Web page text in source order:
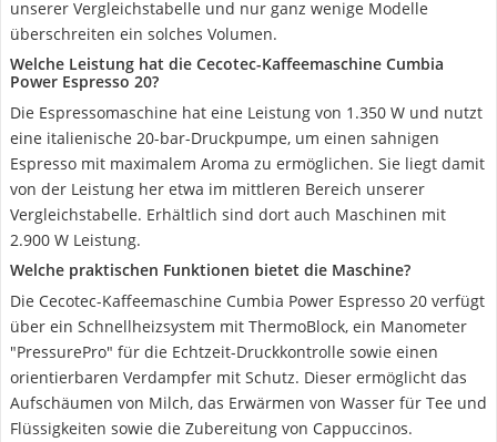
unserer Vergleichstabelle und nur ganz wenige Modelle
überschreiten ein solches Volumen.
Welche Leistung hat die Cecotec-Kaffeemaschine Cumbia
Power Espresso 20?
Die Espressomaschine hat eine Leistung von 1.350 W und nutzt
eine italienische 20-bar-Druckpumpe, um einen sahnigen
Espresso mit maximalem Aroma zu ermöglichen. Sie liegt damit
von der Leistung her etwa im mittleren Bereich unserer
Vergleichstabelle. Erhältlich sind dort auch Maschinen mit
2.900 W Leistung.
Welche praktischen Funktionen bietet die Maschine?
Die Cecotec-Kaffeemaschine Cumbia Power Espresso 20 verfügt
über ein Schnellheizsystem mit ThermoBlock, ein Manometer
"PressurePro" für die Echtzeit-Druckkontrolle sowie einen
orientierbaren Verdampfer mit Schutz. Dieser ermöglicht das
Aufschäumen von Milch, das Erwärmen von Wasser für Tee und
Flüssigkeiten sowie die Zubereitung von Cappuccinos.